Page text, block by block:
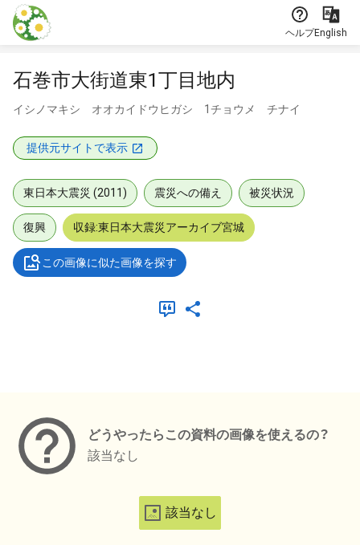
本文に飛ぶ
ヘルプEnglish
石巻市大街道東1丁目地内
イシノマキシ オオカイドウヒガシ 1チョウメ チナイ
提供元サイトで表示
東日本大震災 (2011) 震災への備え 被災状況
復興 収録:東日本大震災アーカイブ宮城
この画像に似た画像を探す
どうやったらこの資料の画像を使えるの？
該当なし
該当なし